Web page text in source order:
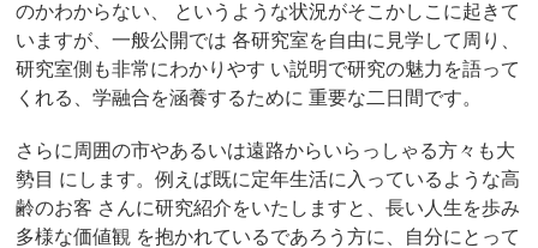
のかわからない、 というような状況がそこかしこに起きて
いますが、一般公開では 各研究室を自由に見学して周り、
研究室側も非常にわかりやす い説明で研究の魅力を語って
くれる、学融合を涵養するために 重要な二日間です。
さらに周囲の市やあるいは遠路からいらっしゃる方々も大
勢目 にします。例えば既に定年生活に入っているような高
齢のお客 さんに研究紹介をいたしますと、長い人生を歩み
多様な価値観 を抱かれているであろう方に、自分にとって